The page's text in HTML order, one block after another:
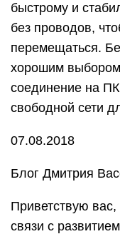
быстрому и
без проводов,
перемещаться.
хорошим
соединение на
свободной сети
07.08.2018
Блог Дмитрия
Приветствую
связи с